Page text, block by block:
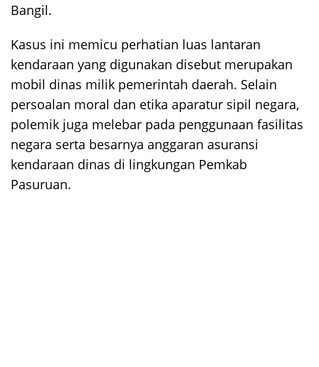
Bangil.
Kasus ini memicu perhatian luas lantaran
kendaraan yang digunakan disebut merupakan
mobil dinas milik pemerintah daerah. Selain
persoalan moral dan etika aparatur sipil negara,
polemik juga melebar pada penggunaan fasilitas
negara serta besarnya anggaran asuransi
kendaraan dinas di lingkungan Pemkab
Pasuruan.